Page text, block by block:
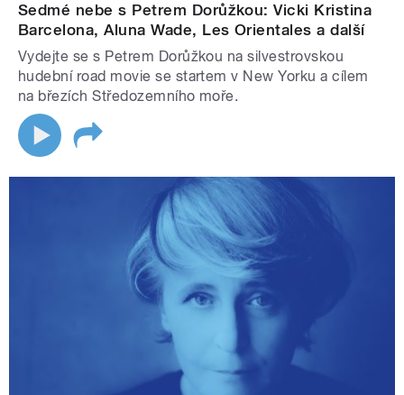
Sedmé nebe s Petrem Dorůžkou: Vicki Kristina
Barcelona, Aluna Wade, Les Orientales a další
Vydejte se s Petrem Dorůžkou na silvestrovskou
hudební road movie se startem v New Yorku a cílem
na březích Středozemního moře.